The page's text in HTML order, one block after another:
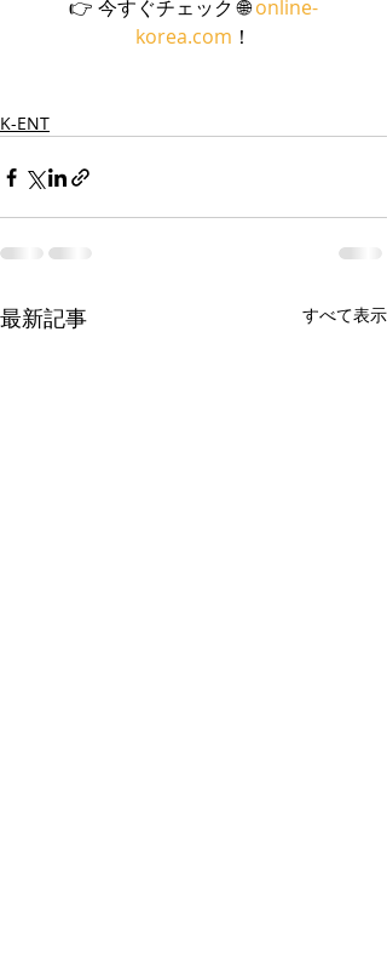
👉 今すぐチェック 🌐 online-
korea.com ！
K-ENT
最新記事 すべて表示